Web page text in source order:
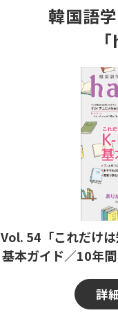
韓国語
Vol. 54「これだけ
基本ガイド／10年
詳